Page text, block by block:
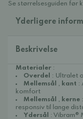
Se størrelsesguiden før
Yderligere
Beskrivelse
Materialer :
Overdel
: Ultralet
Mellemsål
, kant :
komfort
Mellemsål
, kerne
responsiv til lange
Ydersål
: Vibram®